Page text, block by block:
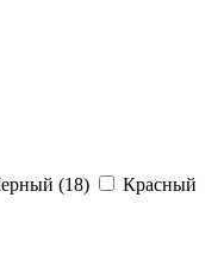
(18)
Красный